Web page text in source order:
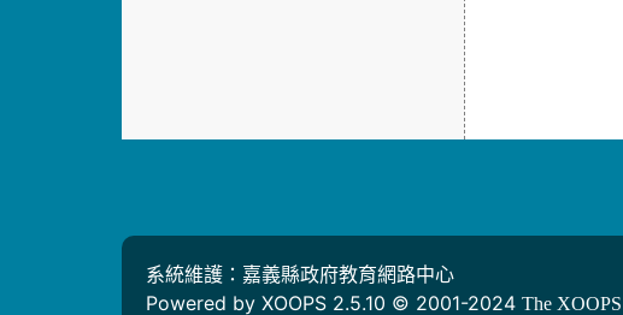
系統維護：嘉義縣政府教育網路中心
Powered by XOOPS 2.5.10 © 2001-2024 The